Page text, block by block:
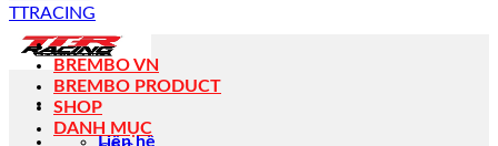
Liên hệ
BREMBO VN
BREMBO PRODUCT
SHOP
DANH MỤC